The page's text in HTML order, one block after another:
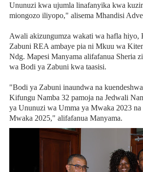
Ununuzi kwa ujumla linafanyika kwa
miongozo iliyopo," alisema Mhandisi
Awali akizungumza wakati wa hafla hiyo,
Zabuni REA ambaye pia ni Mkuu wa
Ndg. Mapesi Manyama alifafanua Sheria
wa Bodi ya Zabuni kwa taasisi.
"Bodi ya Zabuni inaundwa na
Kifungu Namba 32 pamoja na Jedwali
ya Ununuzi wa Umma ya Mwaka 2023 na
Mwaka 2025," alifafanua Manyama.